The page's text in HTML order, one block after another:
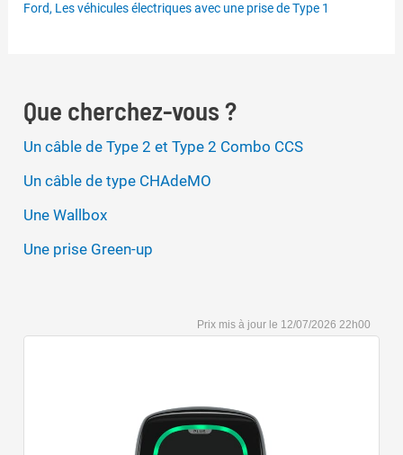
Ford, Les véhicules électriques avec une prise de Type 1
Que cherchez-vous ?
Un câble de Type 2 et Type 2 Combo CCS
Un câble de type CHAdeMO
Une Wallbox
Une prise Green-up
12/07/2026 22h00